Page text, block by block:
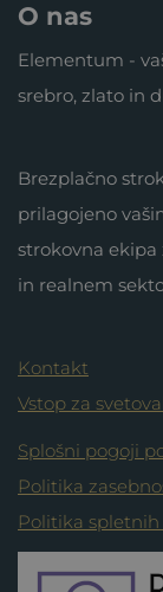
O nas
Elementum -
srebro, zlato in
Brezplačno
prilagojeno
strokovna
in realnem
Kontakt
Vstop za
Splošni pogoji
Politika
Politika